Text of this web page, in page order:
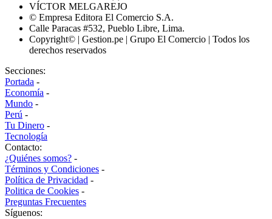
VÍCTOR MELGAREJO
© Empresa Editora El Comercio S.A.
Calle Paracas #532, Pueblo Libre, Lima.
Copyright© | Gestion.pe | Grupo El Comercio | Todos los
derechos reservados
Secciones:
Portada -
Economía -
Mundo -
Perú -
Tu Dinero -
Tecnología
Contacto:
¿Quiénes somos? -
Términos y Condiciones -
Política de Privacidad -
Politica de Cookies -
Preguntas Frecuentes
Síguenos: